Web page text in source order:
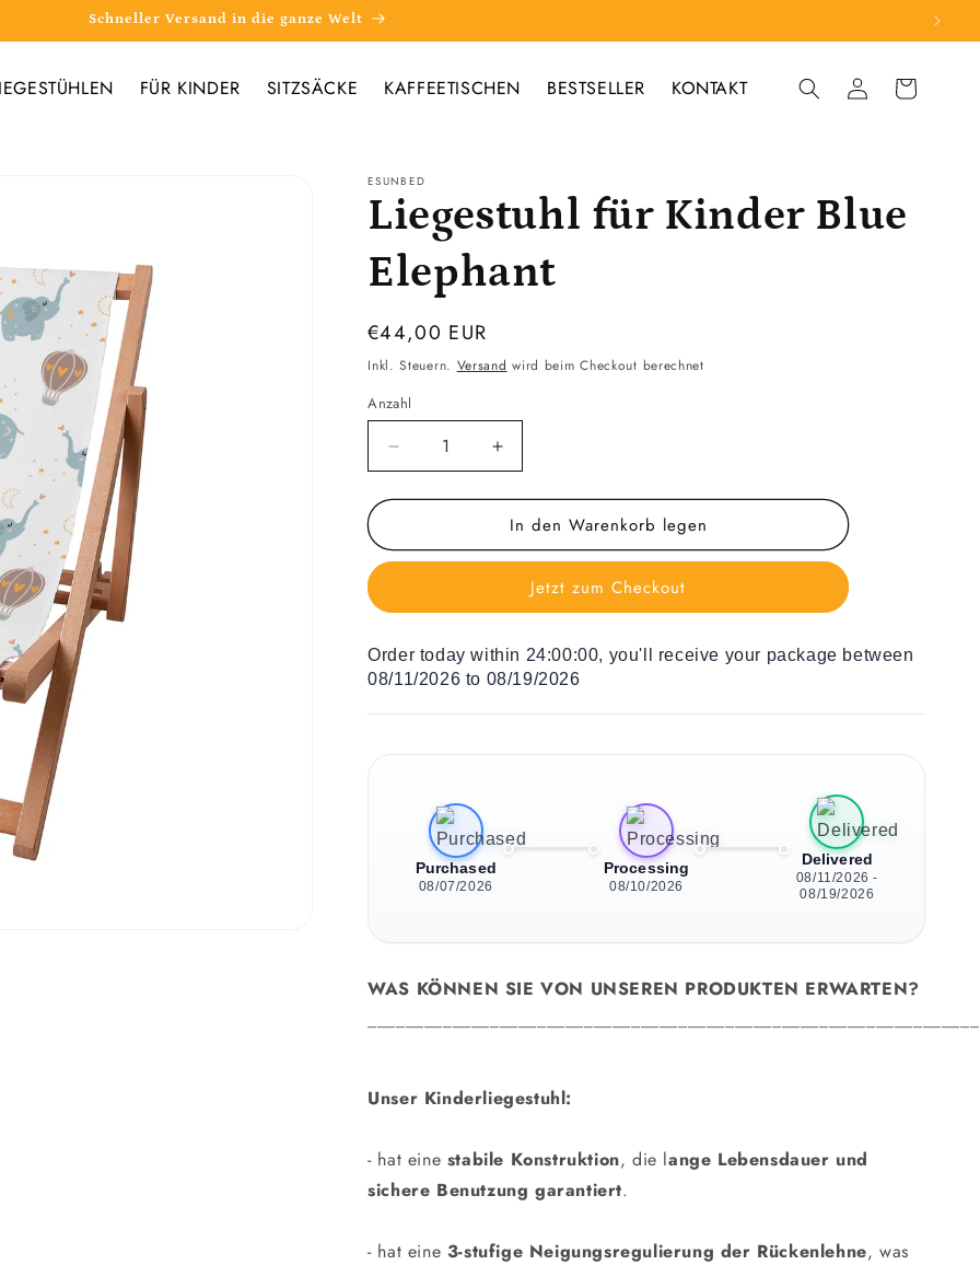
Schneller Versand in die ganze Welt
FÜR KINDER SITZSÄCKE KAFFEETISCHEN BESTSELLER KONTAKT EinloggenWarenkorb
ESUNBED
Liegestuhl für Kinder Blue
Elephant
Normaler
Preis
€44,00 EUR
Inkl. Steuern. Versand wird beim Checkout berechnet
Anzahl
Verringere
die
Menge
Liegestuhl
Blue
Erhöhe
die
Menge
für
Liegestuhl
Kinder
Blue
In den Warenkorb legen
Jetzt zum Checkout
Order today within 24:00:00, you'll receive your package between
08/11/2026 to 08/19/2026
Purchased
08/07/2026
Processing
08/10/2026
Delivered
08/11/2026 -
08/19/2026
WAS KÖNNEN SIE VON UNSEREN PRODUKTEN ERWARTEN?
Unser Kinderliegestuhl:
- hat eine stabile Konstruktion, die lange Lebensdauer und
sichere Benutzung garantiert.
- hat eine 3-stufige Neigungsregulierung der Rückenlehne, was